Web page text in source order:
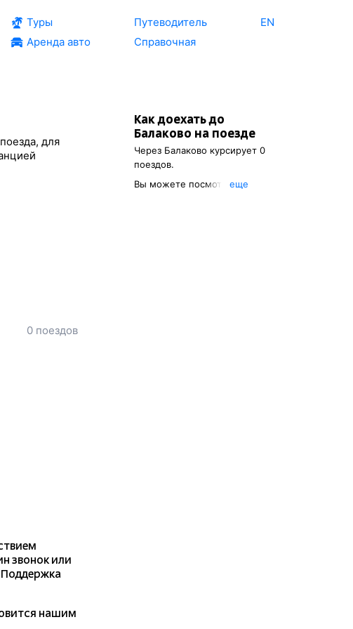
Туры
Аренда авто
Путеводитель
Справочная
EN
для
0 поездов
звонок или
Поддержка
нашим
Как доехать до
Балаково на поезде
Через Балаково курсирует 0
поездов.
Вы можете посмотреть
eще